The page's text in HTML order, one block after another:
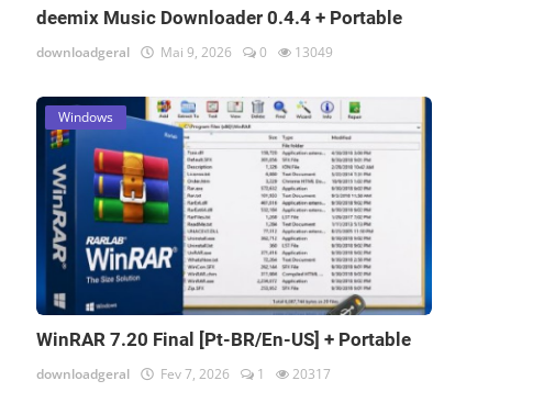
deemix Music Downloader 0.4.4 + Portable
downloadgeral Mai 9, 2026 0 13049
Windows
WinRAR 7.20 Final [Pt-BR/En-US] + Portable
downloadgeral Fev 7, 2026 1 20317